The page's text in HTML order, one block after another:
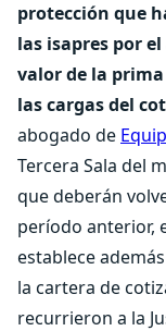
protección que
las isapres por
valor de la prima
las cargas del
abogado de
Tercera Sala del
que deberán
período anterior,
establece
la cartera de
recurrieron a la